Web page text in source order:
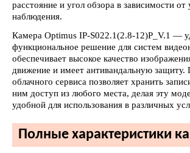
расстояние и угол обзора в зависимости от
наблюдения.
Камера Optimus IP-S022.1(2.8-12)P_V.1 —
функциональное решение для систем
обеспечивает высокое качество
движение и имеет антивандальную защиту.
облачного сервиса позволяет хранить
ним доступ из любого места, делая эту
удобной для использования в различных
Полные характеристики